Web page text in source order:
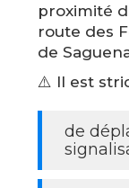
proximité
route des
de
⚠️ Il est
de